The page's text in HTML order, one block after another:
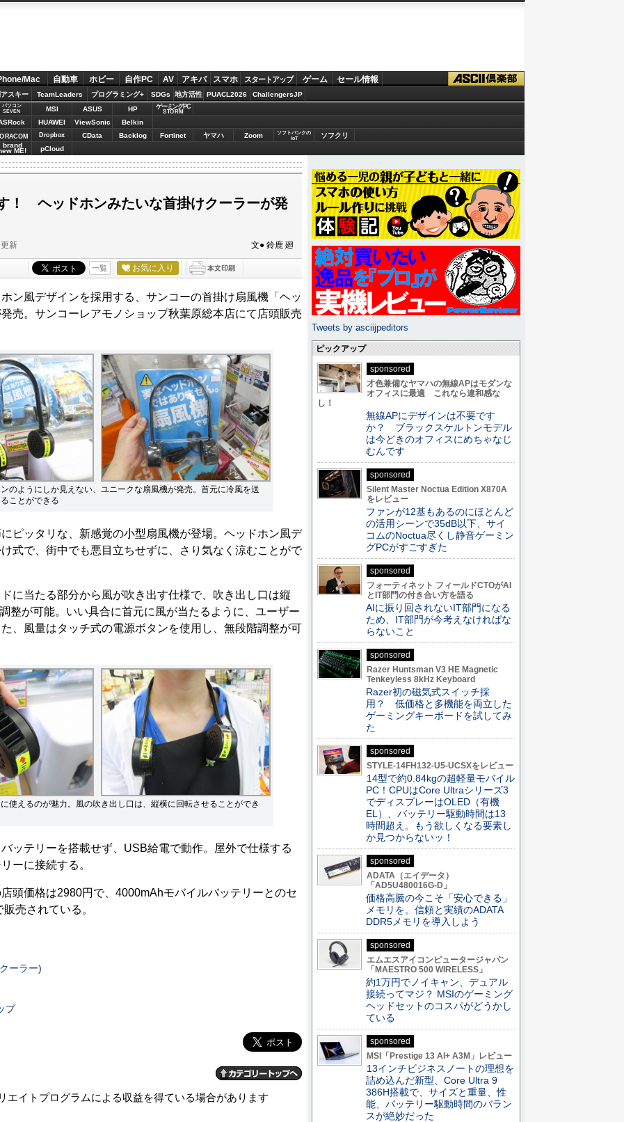
Mac 自動車 ホビー 自作PC AV アキバ スマホ スタートアップ ゲーム セール情報
スキー TeamLeaders プログラミング+ SDGs 地方活性 PUACL2026 ChallengersJP
パソコン
SEVEN
MSI ASUS HP ゲーミングPC
STORM
HUAWEI ViewSonic Belkin
Dropbox CData Backlog Fortinet ヤマハ Zoom
ソフトバンクの
IoT
ソフクリ
brand
ME! pCloud
！ ヘッドホンみたいな首掛けクーラーが発
新 文● 鈴鹿 廻
一覧 お気に入り
ン風デザインを採用する、サンコーの首掛け扇風機「ヘッ
売。サンコーレアモノショップ秋葉原総本店にて店頭販売
のようにしか見えない、ユニークな扇風機が発売。首元に冷風を送
ことができる
ピッタリな、新感覚の小型扇風機が登場。ヘッドホン風デ
式で、街中でも悪目立ちせずに、さり気なく涼むことがで
に当たる部分から風が吹き出す仕様で、吹き出し口は縦
整が可能。いい具合に首元に風が当たるように、ユーザー
、風量はタッチ式の電源ボタンを使用し、無段階調整が可
使えるのが魅力。風の吹き出し口は、縦横に回転させることができ
ッテリーを搭載せず、USB給電で動作。屋外で仕様する
ーに接続する。
頭価格は2980円で、4000mAhモバイルバッテリーとのセ
売されている。
ーラー)
プ
エイトプログラムによる収益を得ている場合があります
Tweets by asciijpeditors
ピックアップ
sponsored
才色兼備なヤマハの無線APはモダンな
オフィスに最適 これなら違和感な
し！
無線APにデザインは不要です
か？ ブラックスケルトンモデル
は今どきのオフィスにめちゃなじ
むんです
sponsored
Silent Master Noctua Edition X870A
をレビュー
ファンが12基もあるのにほとんど
の活用シーンで35dB以下、サイ
コムのNoctua尽くし静音ゲーミン
グPCがすごすぎた
sponsored
フォーティネット フィールドCTOがAI
とIT部門の付き合い方を語る
AIに振り回されないIT部門になる
ため、IT部門が今考えなければな
らないこと
sponsored
Razer Huntsman V3 HE Magnetic
Tenkeyless 8kHz Keyboard
Razer初の磁気式スイッチ採
用？ 低価格と多機能を両立した
ゲーミングキーボードを試してみ
た
sponsored
STYLE-14FH132-U5-UCSXをレビュー
14型で約0.84kgの超軽量モバイル
PC！CPUはCore Ultraシリーズ3
でディスプレーはOLED（有機
EL）、バッテリー駆動時間は13
時間超え。もう欲しくなる要素し
か見つからないッ！
sponsored
ADATA（エイデータ）
「AD5U480016G-D」
価格高騰の今こそ「安心できる」
メモリを。信頼と実績のADATA
DDR5メモリを導入しよう
sponsored
エムエスアイコンピュータージャパン
「MAESTRO 500 WIRELESS」
約1万円でノイキャン、デュアル
接続ってマジ？ MSIのゲーミング
ヘッドセットのコスパがどうかし
ている
sponsored
MSI「Prestige 13 AI+ A3M」レビュー
13インチビジネスノートの理想を
詰め込んだ新型、Core Ultra 9
386H搭載で、サイズと重量、性
能、バッテリー駆動時間のバラン
スが絶妙だった